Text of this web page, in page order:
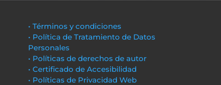
• Términos y condiciones
• Política de Tratamiento de Datos
Personales
• Políticas de derechos de autor
• Certificado de Accesibilidad
• Políticas de Privacidad Web